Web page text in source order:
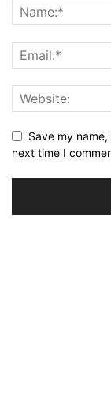
Save my
next time I